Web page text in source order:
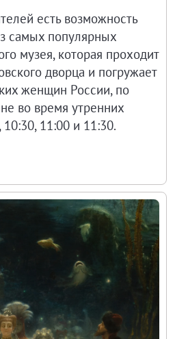
есть возможность
самых популярных
музея, которая проходит
дворца и погружает
женщин России, по
во время утренних
10:30, 11:00 и 11:30.